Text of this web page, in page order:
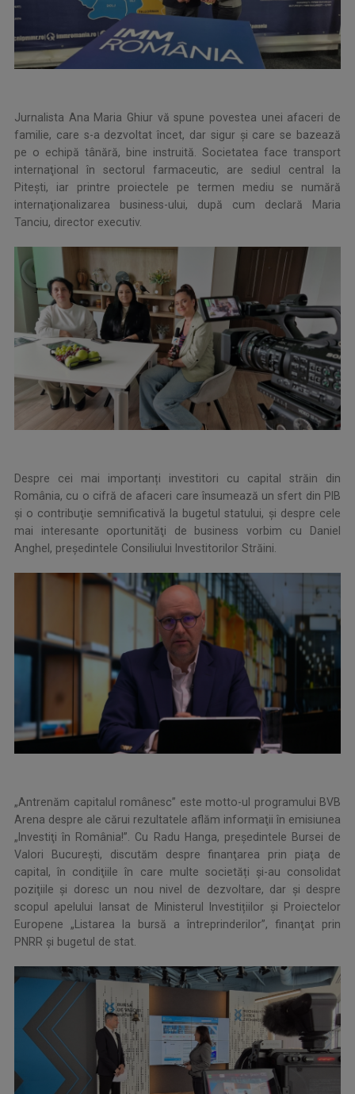
Jurnalista Ana Maria Ghiur vă spune povestea unei afaceri de
familie, care s-a dezvoltat încet, dar sigur şi care se bazează
pe o echipă tânără, bine instruită. Societatea face transport
internaţional în sectorul farmaceutic, are sediul central la
Piteşti, iar printre proiectele pe termen mediu se numără
internaţionalizarea business-ului, după cum declară Maria
Tanciu, director executiv.
Despre cei mai importanți investitori cu capital străin din
România, cu o cifră de afaceri care însumează un sfert din PIB
și o contribuţie semnificativă la bugetul statului, şi despre cele
mai interesante oportunităţi de business vorbim cu Daniel
Anghel, preşedintele Consiliului Investitorilor Străini.
„Antrenăm capitalul românesc” este motto-ul programului BVB
Arena despre ale cărui rezultatele aflăm informaţii în emisiunea
„Investiţi în România!”. Cu Radu Hanga, preşedintele Bursei de
Valori Bucureşti, discutăm despre finanţarea prin piaţa de
capital, în condiţiile în care multe societăți şi-au consolidat
poziţiile şi doresc un nou nivel de dezvoltare, dar şi despre
scopul apelului lansat de Ministerul Investițiilor şi Proiectelor
Europene „Listarea la bursă a întreprinderilor”, finanţat prin
PNRR şi bugetul de stat.